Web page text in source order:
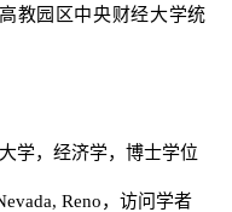
教园区中央财经大学统
学，经济学，博士学位
Reno，访问学者